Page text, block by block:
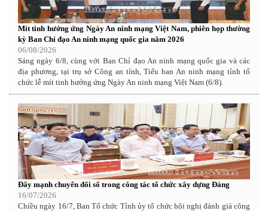
Mít tinh hưởng ứng Ngày An ninh mạng Việt Nam, phiên họp thường
kỳ Ban Chỉ đạo An ninh mạng quốc gia năm 2026
06/08/2026
Sáng ngày 6/8, cùng với Ban Chỉ đạo An ninh mạng quốc gia và các
địa phương, tại trụ sở Công an tỉnh, Tiểu ban An ninh mạng tỉnh tổ
chức lễ mít tinh hưởng ứng Ngày An ninh mạng Việt Nam (6/8).
Đẩy mạnh chuyển đổi số trong công tác tổ chức xây dựng Đảng
16/07/2026
Chiều ngày 16/7, Ban Tổ chức Tỉnh ủy tổ chức hội nghị đánh giá công